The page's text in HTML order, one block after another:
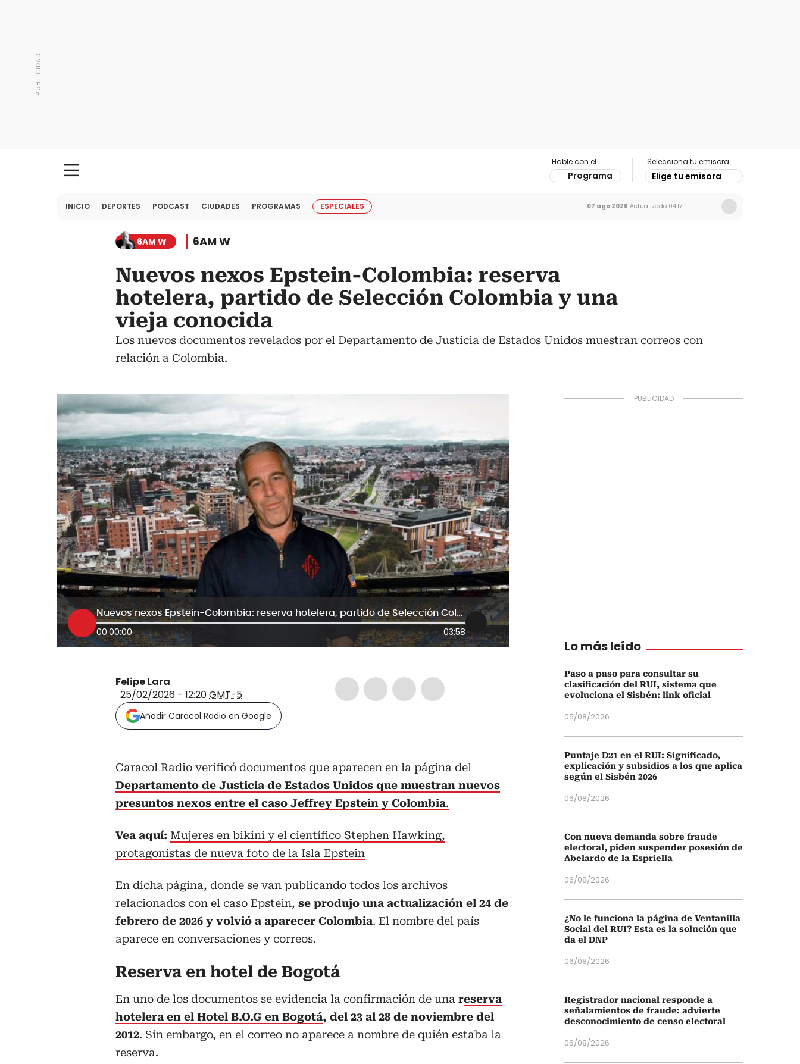
Hable con el
Programa
Selecciona tu emisora
Elige tu emisora
INICIO DEPORTES PODCAST CIUDADES PROGRAMAS ESPECIALES 07 ago 2026 Actualizado 04:17
6AM W 6AM W
Nuevos nexos Epstein-Colombia: reserva
hotelera, partido de Selección Colombia y una
vieja conocida
Los nuevos documentos revelados por el Departamento de Justicia de Estados Unidos muestran correos con
relación a Colombia.
Nuevos nexos Epstein-Colombia: reserva hotelera, partido de Selección Colombia y una vieja conocida
00:00:00 03:58
Felipe Lara
25/02/2026 - 12:20GMT-5
Añadir Caracol Radio en Google
Caracol Radio verificó documentos que aparecen en la página del
Departamento de Justicia de Estados Unidos que muestran nuevos
presuntos nexos entre el caso Jeffrey Epstein y Colombia.
Vea aquí: Mujeres en bikini y el científico Stephen Hawking,
protagonistas de nueva foto de la Isla Epstein
En dicha página, donde se van publicando todos los archivos
relacionados con el caso Epstein, se produjo una actualización el 24 de
febrero de 2026 y volvió a aparecer Colombia. El nombre del país
aparece en conversaciones y correos.
Reserva en hotel de Bogotá
En uno de los documentos se evidencia la confirmación de una reserva
hotelera en el Hotel B.O.G en Bogotá, del 23 al 28 de noviembre del
2012. Sin embargo, en el correo no aparece a nombre de quién estaba la
reserva.
Lo más leído
Paso a paso para consultar su
clasificación del RUI, sistema que
evoluciona el Sisbén: link oficial
05/08/2026
Puntaje D21 en el RUI: Significado,
explicación y subsidios a los que aplica
según el Sisbén 2026
06/08/2026
Con nueva demanda sobre fraude
electoral, piden suspender posesión de
Abelardo de la Espriella
06/08/2026
¿No le funciona la página de Ventanilla
Social del RUI? Esta es la solución que
da el DNP
06/08/2026
Registrador nacional responde a
señalamientos de fraude: advierte
desconocimiento de censo electoral
06/08/2026